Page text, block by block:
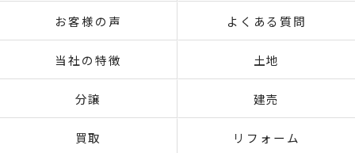
お客様の声 よくある質問
当社の特徴 土地
分譲 建売
買取 リフォーム